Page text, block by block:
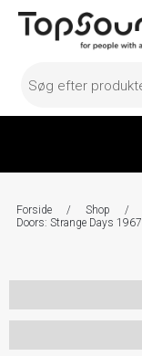
Forside / Shop /
Doors: Strange Days 1967